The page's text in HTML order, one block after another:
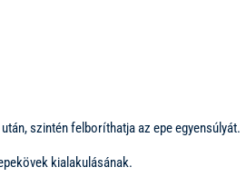
szintén felboríthatja az epe egyensúlyát.
kialakulásának.